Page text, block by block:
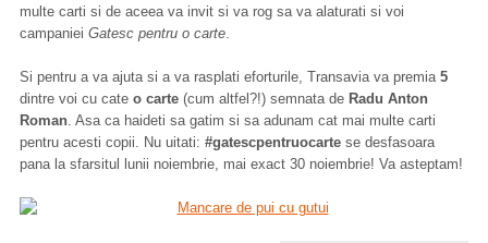
multe carti si de aceea va invit si va rog sa va alaturati si voi
campaniei Gatesc pentru o carte.
Si pentru a va ajuta si a va rasplati eforturile, Transavia va premia5
dintre voi cu cate o carte (cum altfel?!) semnata de Radu Anton
Roman. Asa ca haideti sa gatim si sa adunam cat mai multe carti
pentru acesti copii. Nu uitati: #gatescpentruocarte se desfasoara
pana la sfarsitul lunii noiembrie, mai exact 30 noiembrie! Va asteptam!